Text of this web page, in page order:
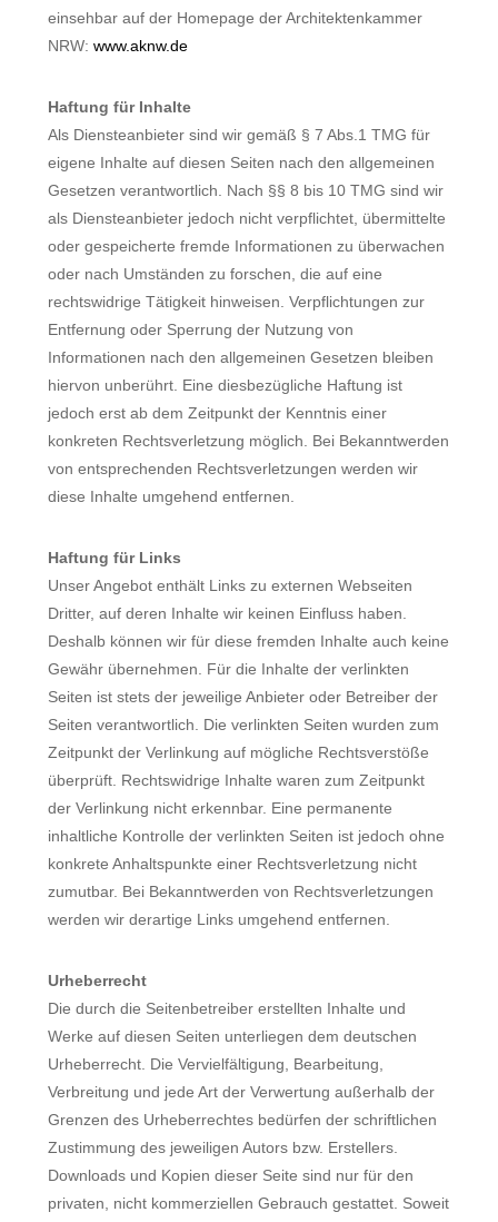
einsehbar auf der Homepage der Architektenkammer
NRW: www.aknw.de
Haftung für Inhalte
Als Diensteanbieter sind wir gemäß § 7 Abs.1 TMG für
eigene Inhalte auf diesen Seiten nach den allgemeinen
Gesetzen verantwortlich. Nach §§ 8 bis 10 TMG sind wir
als Diensteanbieter jedoch nicht verpflichtet, übermittelte
oder gespeicherte fremde Informationen zu überwachen
oder nach Umständen zu forschen, die auf eine
rechtswidrige Tätigkeit hinweisen. Verpflichtungen zur
Entfernung oder Sperrung der Nutzung von
Informationen nach den allgemeinen Gesetzen bleiben
hiervon unberührt. Eine diesbezügliche Haftung ist
jedoch erst ab dem Zeitpunkt der Kenntnis einer
konkreten Rechtsverletzung möglich. Bei Bekanntwerden
von entsprechenden Rechtsverletzungen werden wir
diese Inhalte umgehend entfernen.
Haftung für Links
Unser Angebot enthält Links zu externen Webseiten
Dritter, auf deren Inhalte wir keinen Einfluss haben.
Deshalb können wir für diese fremden Inhalte auch keine
Gewähr übernehmen. Für die Inhalte der verlinkten
Seiten ist stets der jeweilige Anbieter oder Betreiber der
Seiten verantwortlich. Die verlinkten Seiten wurden zum
Zeitpunkt der Verlinkung auf mögliche Rechtsverstöße
überprüft. Rechtswidrige Inhalte waren zum Zeitpunkt
der Verlinkung nicht erkennbar. Eine permanente
inhaltliche Kontrolle der verlinkten Seiten ist jedoch ohne
konkrete Anhaltspunkte einer Rechtsverletzung nicht
zumutbar. Bei Bekanntwerden von Rechtsverletzungen
werden wir derartige Links umgehend entfernen.
Urheberrecht
Die durch die Seitenbetreiber erstellten Inhalte und
Werke auf diesen Seiten unterliegen dem deutschen
Urheberrecht. Die Vervielfältigung, Bearbeitung,
Verbreitung und jede Art der Verwertung außerhalb der
Grenzen des Urheberrechtes bedürfen der schriftlichen
Zustimmung des jeweiligen Autors bzw. Erstellers.
Downloads und Kopien dieser Seite sind nur für den
privaten, nicht kommerziellen Gebrauch gestattet. Soweit